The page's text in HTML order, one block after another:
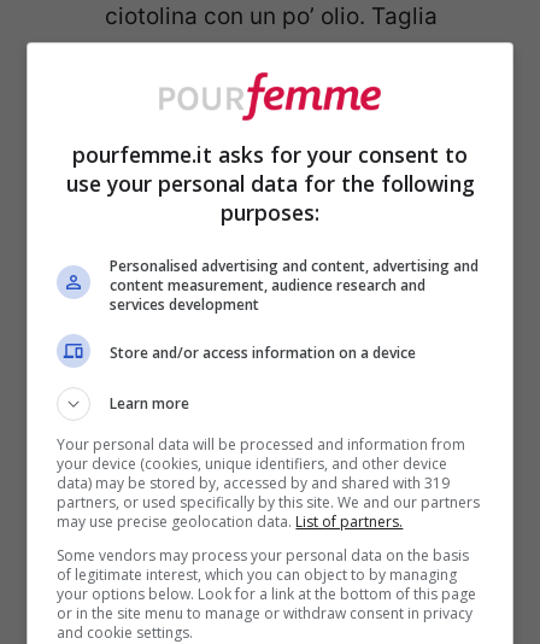
ciotolina con un po’ olio. Taglia
troppo sottili, in modo che in cottura
non si scioglie del tutto ma restare
cremoso al centro.
A questo punto, prendi le
capocolloe appiattiscile
leggermente con il batticarne,
giusto per renderle più tenere.
Aggiusta di
sopra un velo deltrito aromaticoe
posiziona al centro unpezzetto di
formaggio
. Arrotola la carne con
delicatezza e fermala con uno
stecchino o uno spago da cucina.
pourfemme.it asks for your consent to
use your personal data for the following
purposes:
Personalised advertising and content, advertising and
content measurement, audience research and
services development
Store and/or access information on a device
Learn more
Your personal data will be processed and information from
your device (cookies, unique identifiers, and other device
data) may be stored by, accessed by and shared with 319
partners, or used specifically by this site. We and our partners
may use precise geolocation data. List of partners.
Some vendors may process your personal data on the basis
of legitimate interest, which you can object to by managing
your options below. Look for a link at the bottom of this page
or in the site menu to manage or withdraw consent in privacy
and cookie settings.